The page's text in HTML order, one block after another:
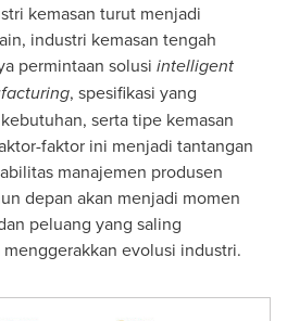
kemasan turut menjadi
industri kemasan tengah
permintaan solusi intelligent
, spesifikasi yang
serta tipe kemasan
faktor ini menjadi tantangan
manajemen produsen
depan akan menjadi momen
peluang yang saling
evolusi industri.